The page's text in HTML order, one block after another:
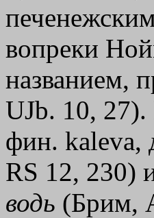
вопреки
названием,
UJb. 10, 27).
фин. kаlеvа,
RS 12, 230)
водь (Брим,